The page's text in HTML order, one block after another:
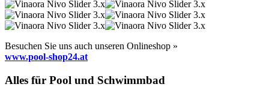
Besuchen Sie uns auch unseren Onlineshop »
www.pool-shop24.at
Alles für Pool und Schwimmbad